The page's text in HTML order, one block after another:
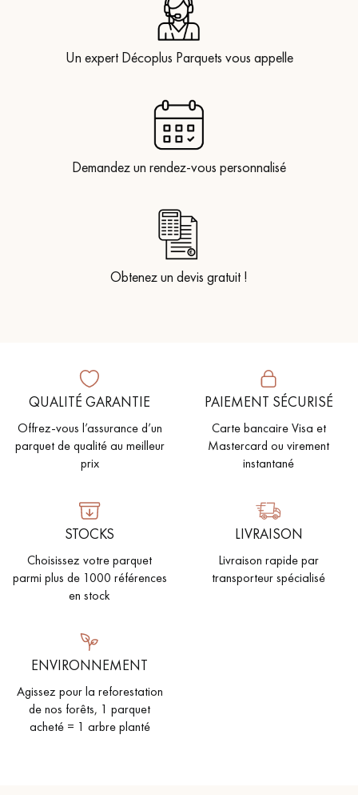
Un expert Décoplus Parquets vous appelle
Demandez un rendez-vous personnalisé
Obtenez un devis gratuit !
QUALITÉ GARANTIE
Offrez-vous l’assurance d’un
parquet de qualité au meilleur
prix
PAIEMENT SÉCURISÉ
Carte bancaire Visa et
Mastercard ou virement
instantané
STOCKS
Choisissez votre parquet
parmi plus de 1000 références
en stock
LIVRAISON
Livraison rapide par
transporteur spécialisé
ENVIRONNEMENT
Agissez pour la reforestation
de nos forêts, 1 parquet
acheté = 1 arbre planté